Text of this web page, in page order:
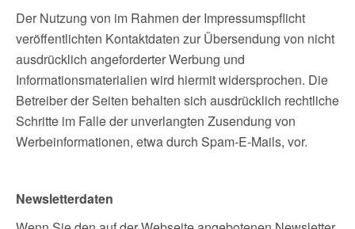
Der Nutzung von im Rahmen der Impressumspflicht
veröffentlichten Kontaktdaten zur Übersendung von nicht
ausdrücklich angeforderter Werbung und
Informationsmaterialien wird hiermit widersprochen. Die
Betreiber der Seiten behalten sich ausdrücklich rechtliche
Schritte im Falle der unverlangten Zusendung von
Werbeinformationen, etwa durch Spam-E-Mails, vor.
Newsletterdaten